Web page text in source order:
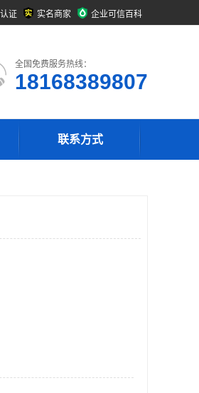
证 实名商家 企业可信百科
全国免费服务热线：
18168389807
联系方式